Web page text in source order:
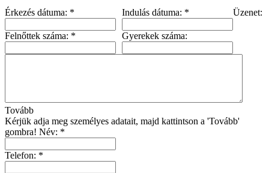
Érkezés dátuma: *
Felnőttek száma: *
Indulás dátuma: *
Gyerekek száma:
Üzenet:
Tovább
Kérjük adja meg személyes adatait, majd kattintson a 'Tovább'
gombra! Név: *
Telefon: *